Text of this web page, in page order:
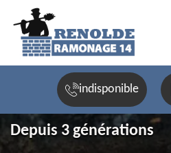
indisponible
Depuis 3 générations